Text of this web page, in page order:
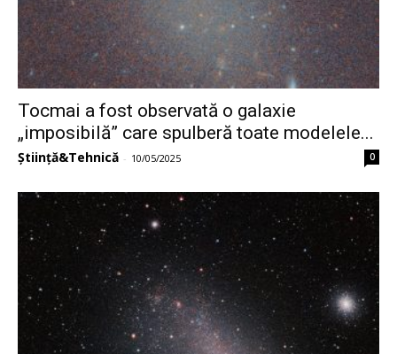
Tocmai a fost observată o galaxie
„imposibilă” care spulberă toate modelele...
Știință&Tehnică - 10/05/2025 0